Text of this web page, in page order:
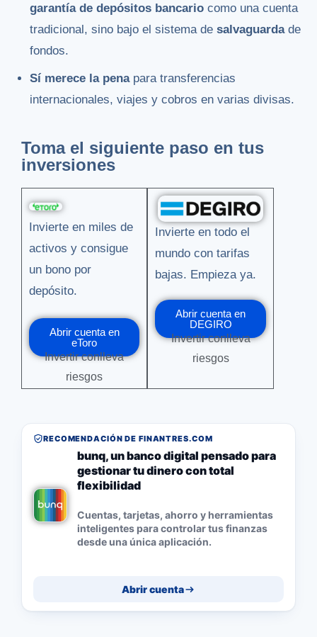
garantía de depósitos bancario como una cuenta
tradicional, sino bajo el sistema desalvaguardade
fondos.
Sí merece la penapara transferencias
internacionales, viajes y cobros en varias divisas.
Toma el siguiente paso en tus
inversiones
Invierte en miles de
activos y consigue
un bono por
depósito.
Abrir cuenta en
eToro
Invertir conlleva
riesgos
Invierte en todo el
mundo con tarifas
bajas. Empieza ya.
Abrir cuenta en
DEGIRO
Invertir conlleva
riesgos
RECOMENDACIÓN DE FINANTRES.COM
bunq, un banco digital pensado para
gestionar tu dinero con total
flexibilidad
Cuentas, tarjetas, ahorro y herramientas
inteligentes para controlar tus finanzas
desde una única aplicación.
Abrir cuenta